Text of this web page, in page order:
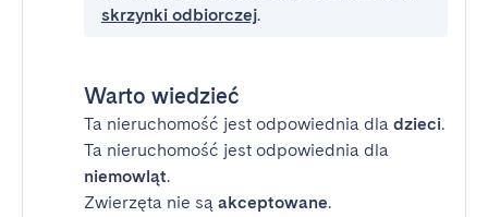
skrzynki odbiorczej.
Warto wiedzieć
Ta nieruchomość jest odpowiednia dla dzieci.
Ta nieruchomość jest odpowiednia dla
niemowląt.
Zwierzęta nie są akceptowane.